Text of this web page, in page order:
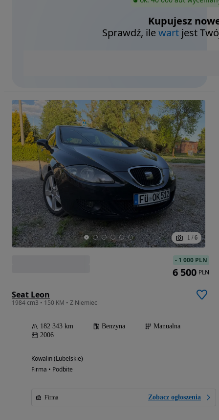
Kupujesz
Sprawdź, ilewart jest
1 / 6
Seat Leon
1984 cm3 • 150 KM • Z Niemiec
182 343 km Benzyna
Manualna
2006
Kowalin (Lubelskie)
Firma • Podbite
Firma Zobacz ogłoszenia
- 1 000 PLN
6 500 PLN